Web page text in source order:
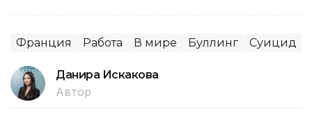
Франция Работа В мире Буллинг Суицид
Данира Искакова
Автор